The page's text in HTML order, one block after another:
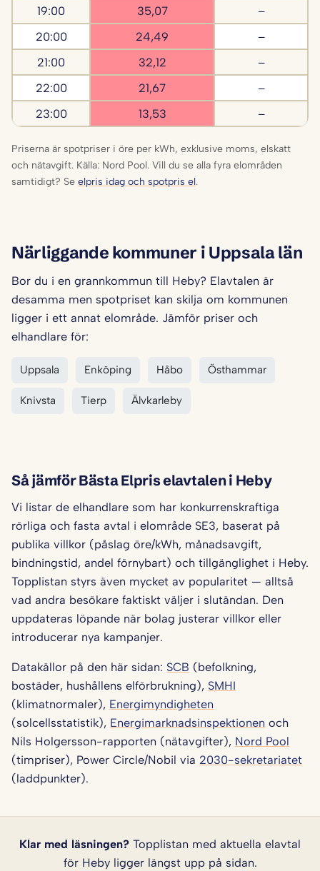
19:00
35,07
–
20:00
24,49
–
21:00
32,12
–
22:00
21,67
–
23:00
13,53 –
Priserna är spotpriser i öre per kWh, exklusive moms, elskatt
och nätavgift. Källa: Nord Pool. Vill du se alla fyra elområden
samtidigt? Se elpris idag och spotpris el.
Närliggande kommuner i Uppsala län
Bor du i en grannkommun till Heby? Elavtalen är
desamma men spotpriset kan skilja om kommunen
ligger i ett annat elområde. Jämför priser och
elhandlare för:
Uppsala Enköping Håbo Östhammar
Knivsta Tierp Älvkarleby
Så jämför Bästa Elpris elavtalen i Heby
Vi listar de elhandlare som har konkurrenskraftiga
rörliga och fasta avtal i elområde SE3, baserat på
publika villkor (påslag öre/kWh, månadsavgift,
bindningstid, andel förnybart) och tillgänglighet i Heby.
Topplistan styrs även mycket av popularitet — alltså
vad andra besökare faktiskt väljer i slutändan. Den
uppdateras löpande när bolag justerar villkor eller
introducerar nya kampanjer.
Datakällor på den här sidan: SCB (befolkning,
bostäder, hushållens elförbrukning), SMHI
(klimatnormaler), Energimyndigheten
(solcellsstatistik), Energimarknadsinspektionen och
Nils Holgersson-rapporten (nätavgifter), Nord Pool
(timpriser), Power Circle/Nobil via 2030-sekretariatet
(laddpunkter).
Klar med läsningen? Topplistan med aktuella elavtal
för Heby ligger längst upp på sidan.